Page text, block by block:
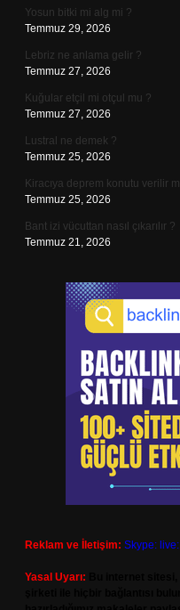
Yosun bitki mi alg mi ?
Temmuz 29, 2026
Lebriz ne anlama gelir ?
Temmuz 27, 2026
Kuğular etçil mi otçul mu ?
Temmuz 27, 2026
Lustral ne demek ?
Temmuz 25, 2026
Kiracıya deprem konutu verilir
Temmuz 25, 2026
Bant izi vücuttan nasıl çıkarılır ?
Temmuz 21, 2026
Reklam ve İletişim: Skype:
Yasal Uyarı: